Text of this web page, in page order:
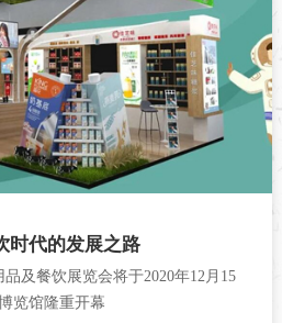
时代的发展之路
及餐饮展览会将于2020年12月15
览馆隆重开幕